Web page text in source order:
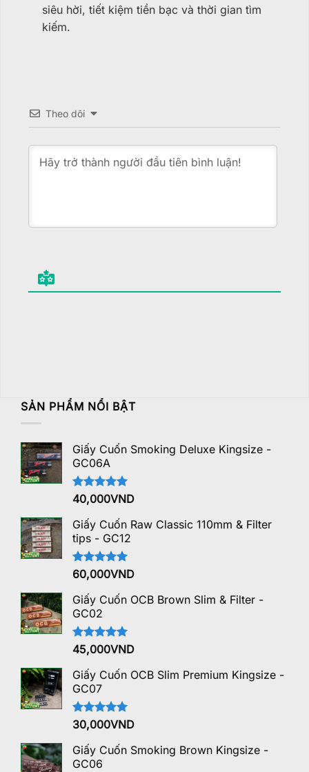
SẢN PHẨM NỔI BẬT
Giấy Cuốn Smoking Deluxe Kingsize -
GC06A
Được xếp
hạng
5 sao
40,000VND
Giấy Cuốn Raw Classic 110mm & Filter
tips - GC12
Được xếp
hạng
5 sao
60,000VND
Giấy Cuốn OCB Brown Slim & Filter -
GC02
Được xếp
hạng
5 sao
45,000VND
Giấy Cuốn OCB Slim Premium Kingsize -
GC07
Được xếp
hạng
5 sao
30,000VND
Giấy Cuốn Smoking Brown Kingsize -
GC06
siêu hời, tiết kiệm tiền bạc và thời gian tìm
kiếm.
Theo dõi